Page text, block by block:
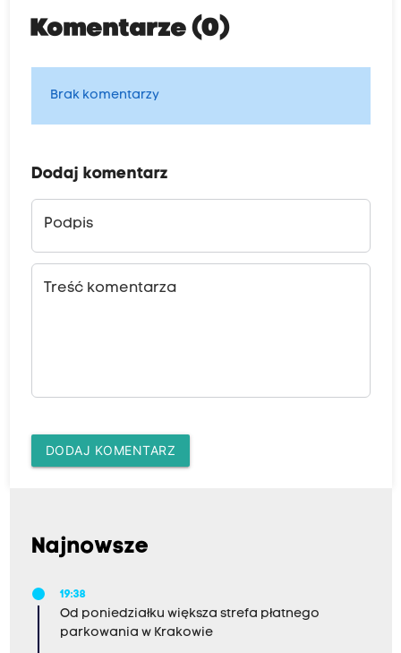
Komentarze (0)
Brak komentarzy
Dodaj komentarz
Podpis
Treść komentarza
DODAJ KOMENTARZ
Najnowsze
19:38
Od poniedziałku większa strefa płatnego
parkowania w Krakowie